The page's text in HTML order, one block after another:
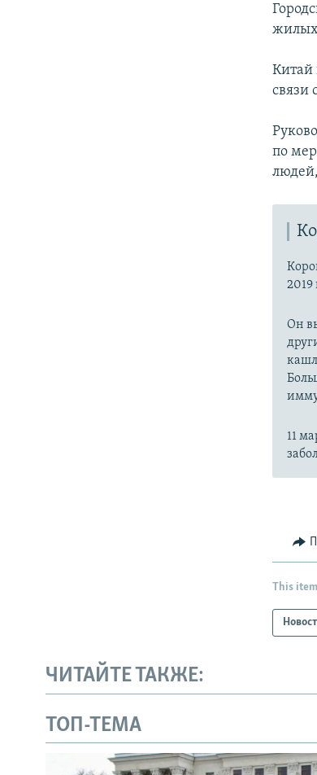
жилых
Китай
связи
по
2019
Он
11
This
ЧИТАЙТЕ ТАКЖЕ:
ТОП-ТЕМА